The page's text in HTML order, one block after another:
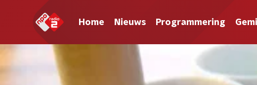
Home Nieuws Programmering